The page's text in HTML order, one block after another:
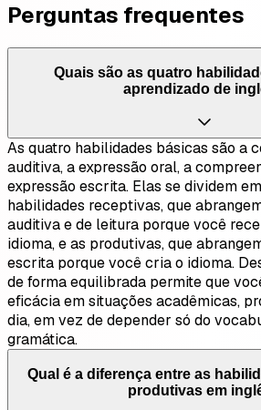
Perguntas frequentes
Quais são as quatro
aprendizado de
As quatro habilidades básicas são a
auditiva, a expressão oral, a
expressão escrita. Elas se dividem
habilidades receptivas, que
auditiva e de leitura porque você
idioma, e as produtivas, que
escrita porque você cria o idioma.
de forma equilibrada permite que
eficácia em situações acadêmicas,
dia, em vez de depender só do
gramática.
Qual é a diferença entre as
produtivas em